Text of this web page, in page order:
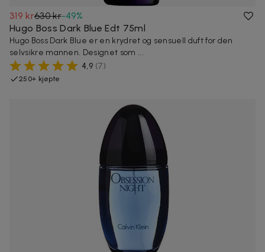
319 kr630 kr-49%
Hugo Boss Dark Blue Edt 75ml
Hugo Boss Dark Blue er en krydret og sensuell duft for den
selvsikre mannen. Designet som ...
4,9 (7)
250+ kjøpte